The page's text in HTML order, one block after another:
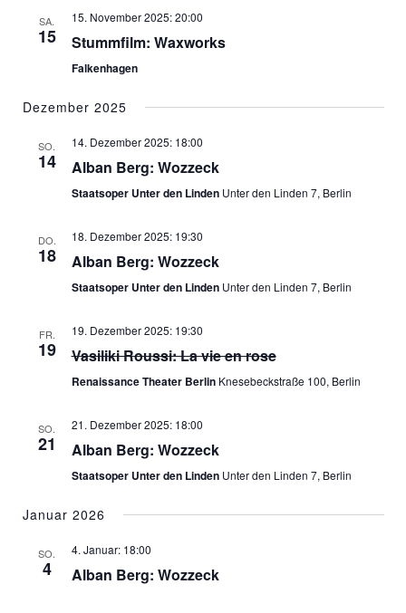
SA.
15
15. November 2025: 20:00
Stummfilm: Waxworks
Falkenhagen
Dezember 2025
SO.
14
14. Dezember 2025: 18:00
Alban Berg: Wozzeck
Staatsoper Unter den Linden Unter den Linden 7, Berlin
DO.
18
18. Dezember 2025: 19:30
Alban Berg: Wozzeck
Staatsoper Unter den Linden Unter den Linden 7, Berlin
FR.
19
19. Dezember 2025: 19:30
Vasiliki Roussi: La vie en rose
Renaissance Theater Berlin Knesebeckstraße 100, Berlin
SO.
21
21. Dezember 2025: 18:00
Alban Berg: Wozzeck
Staatsoper Unter den Linden Unter den Linden 7, Berlin
Januar 2026
SO.
4
4. Januar: 18:00
Alban Berg: Wozzeck